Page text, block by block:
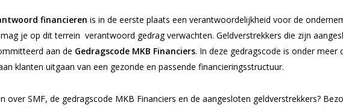
financieren is in de eerste plaats een verantwoordelijkheid voor de
je op dit terrein verantwoord gedrag verwachten. Geldverstrekkers die zijn
aan de Gedragscode MKB Financiers. In deze gedragscode is onder
klanten uitgaan van een gezonde en passende financieringsstructuur.
over SMF, de gedragscode MKB Financiers en de aangesloten geldverstrekkers?